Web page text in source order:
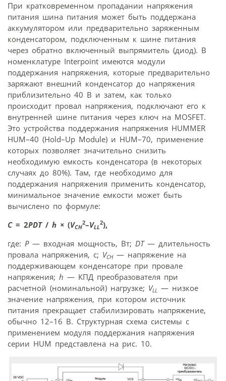
При кратковременном пропадании напряжения
питания шина питания может быть поддержана
аккумулятором или предварительно заряженным
конденсатором, подключенным к шине питания
через обратно включенный выпрямитель (диод). В
номенклатуре Interpoint имеются модули
поддержания напряжения, которые предварительно
заряжают внешний конденсатор до напряжения
приблизительно 40 В и затем, как только
происходит провал напряжения, подключают его к
внутренней шине питания через ключ на MOSFET.
Это устройства поддержания напряжения HUMMER
HUM–40 (Hold–Up Module) и HUM–70, применение
которых позволяет значительно снизить
необходимую емкость конденсатора (в некоторых
случаях до 80%). Там, где необходимо для
поддержания напряжения применить конденсатор,
минимальное значение емкости может быть
вычислено по формуле:
C= 2PDT / h × (VCH
2–VLL
2),
где: P— входная мощность, Вт; DT— длительность
провала напряжения, с; VCH— напряжение на
поддерживающем конденсаторе при провале
напряжения; h — КПД преобразователя при
расчетной (номинальной) нагрузке; VLL — низкое
значение напряжения, при котором источник
питания прекращает стабилизировать напряжение,
обычно 12–16 В. Структурная схема системы с
применением модуля поддержания напряжения
серии HUM представлена на рис. 10.